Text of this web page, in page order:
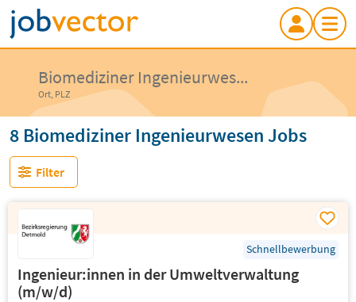
Biomediziner Ingenieurwes...
Ort, PLZ
8 Biomediziner Ingenieurwesen Jobs
Filter
Schnellbewerbung
Ingenieur:innen in der Umweltverwaltung
(m/w/d)